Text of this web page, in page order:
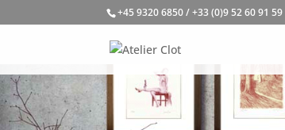
+45 9320 6850 / +33 (0)9 52 60 91 59